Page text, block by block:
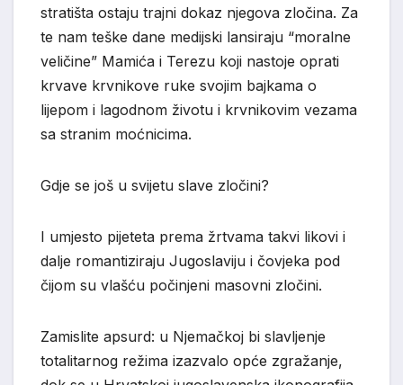
stratišta ostaju trajni dokaz njegova zločina. Za
te nam teške dane medijski lansiraju “moralne
veličine” Mamića i Terezu koji nastoje oprati
krvave krvnikove ruke svojim bajkama o
lijepom i lagodnom životu i krvnikovim vezama
sa stranim moćnicima.
Gdje se još u svijetu slave zločini?
I umjesto pijeteta prema žrtvama takvi likovi i
dalje romantiziraju Jugoslaviju i čovjeka pod
čijom su vlašću počinjeni masovni zločini.
Zamislite apsurd: u Njemačkoj bi slavljenje
totalitarnog režima izazvalo opće zgražanje,